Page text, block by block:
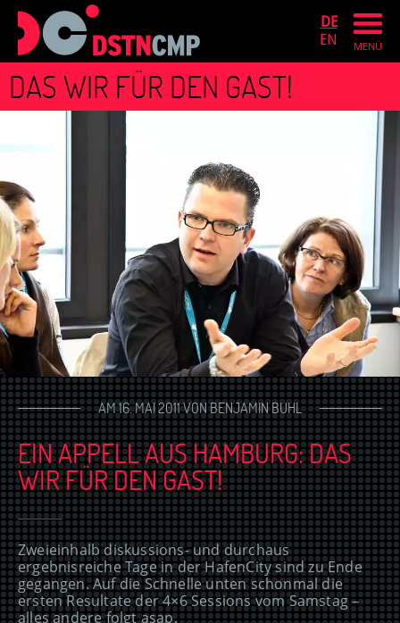
DE
EN
MENÜ
DAS WIR FÜR DEN GAST!
AM 16. MAI 2011 VON BENJAMIN BUHL
EIN APPELL AUS HAMBURG: DAS
WIR FÜR DEN GAST!
Zweieinhalb diskussions- und durchaus
ergebnisreiche Tage in der HafenCity sind zu Ende
gegangen. Auf die Schnelle unten schonmal die
ersten Resultate der 4×6 Sessions vom Samstag –
alles andere folgt asap.